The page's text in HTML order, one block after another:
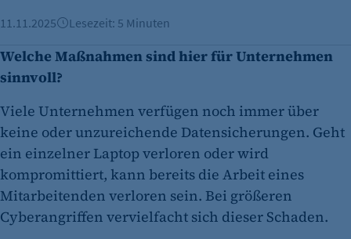
11.11.2025 Lesezeit: 5 Minuten
Welche Maßnahmen sind hier für Unternehmen
sinnvoll?
Viele Unternehmen verfügen noch immer über
keine oder unzureichende Datensicherungen. Geht
ein einzelner Laptop verloren oder wird
kompromittiert, kann bereits die Arbeit eines
Mitarbeitenden verloren sein. Bei größeren
Cyberangriffen vervielfacht sich dieser Schaden.